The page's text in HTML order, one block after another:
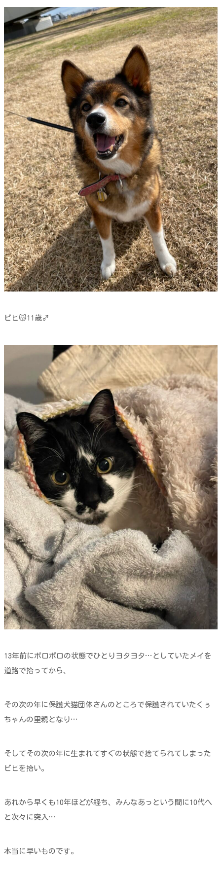
ビビ😽11歳♂
13年前にボロボロの状態でひとりヨタヨタ…としていたメイを
道路で拾ってから、
その次の年に保護犬猫団体さんのところで保護されていたくぅ
ちゃんの里親となり…
そしてその次の年に生まれてすぐの状態で捨てられてしまった
ビビを拾い。
あれから早くも10年ほどが経ち、みんなあっという間に10代へ
と次々に突入…
本当に早いものです。